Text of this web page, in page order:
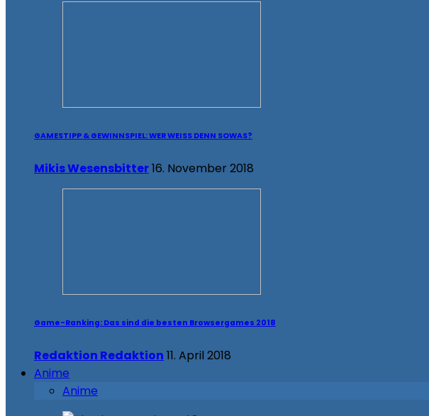
GAMESTIPP & GEWINNSPIEL: WER WEISS DENN SOWAS?
Mikis Wesensbitter16. November 2018
Game-Ranking: Das sind die besten Browsergames 2018
Redaktion Redaktion 11. April 2018
Anime
Anime